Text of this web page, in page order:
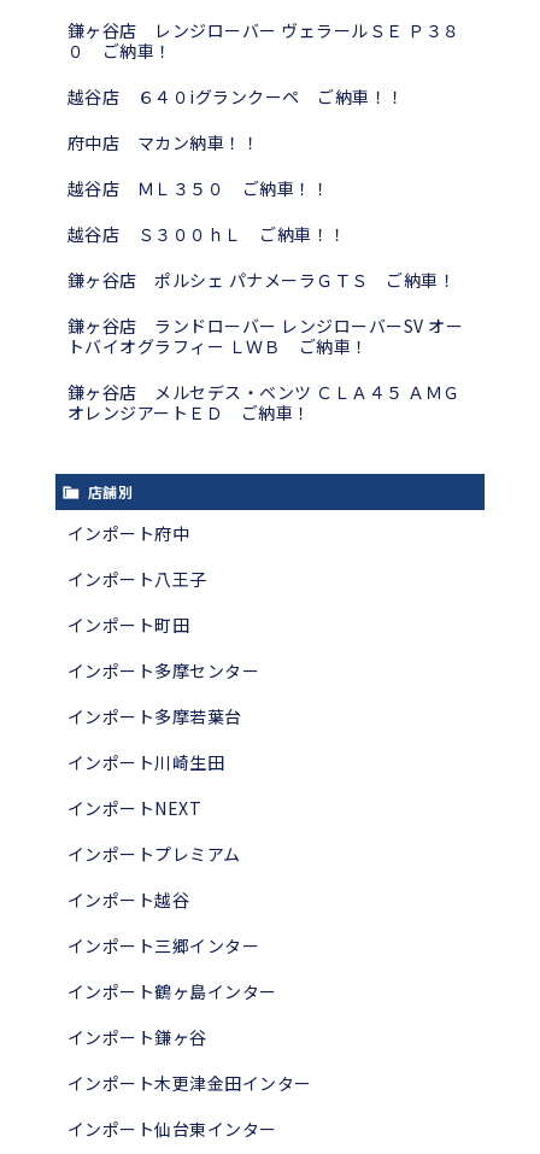
鎌ヶ谷店 レンジローバー ヴェラールＳＥ Ｐ３８
０ ご納車！
越谷店 ６４０iグランクーペ ご納車！！
府中店 マカン納車！！
越谷店 ＭＬ３５０ ご納車！！
越谷店 Ｓ３００ｈＬ ご納車！！
鎌ヶ谷店 ポルシェ パナメーラＧＴＳ ご納車！
鎌ヶ谷店 ランドローバー レンジローバーSV オー
トバイオグラフィー ＬＷＢ ご納車！
鎌ヶ谷店 メルセデス・ベンツ ＣＬＡ４５ ＡＭＧ
オレンジアートＥＤ ご納車！
店舗別
インポート府中
インポート八王子
インポート町田
インポート多摩センター
インポート多摩若葉台
インポート川崎生田
インポートNEXT
インポートプレミアム
インポート越谷
インポート三郷インター
インポート鶴ヶ島インター
インポート鎌ヶ谷
インポート木更津金田インター
インポート仙台東インター